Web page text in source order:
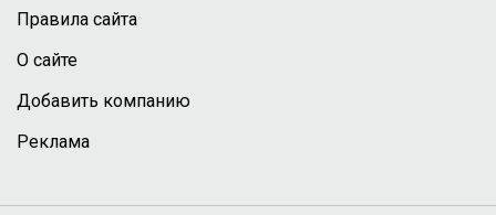
Правила сайта
О сайте
Добавить компанию
Реклама